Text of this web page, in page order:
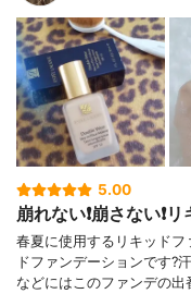
5.00
崩れない❗️崩さない❗️
春夏に使用するリキッド
ドファンデーションです?
などにはこのファンデの